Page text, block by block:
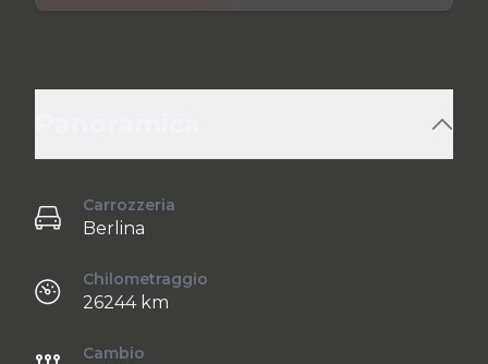
Carrozzeria
Berlina
Chilometraggio
26244 km
Cambio